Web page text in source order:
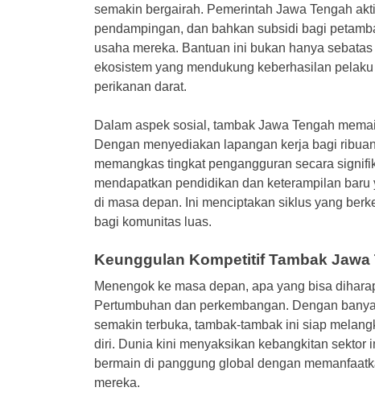
semakin bergairah. Pemerintah Jawa Tengah
pendampingan, dan bahkan subsidi bagi
usaha mereka. Bantuan ini bukan hanya
ekosistem yang mendukung keberhasilan
perikanan darat.
Dalam aspek sosial, tambak Jawa Tengah
Dengan menyediakan lapangan kerja bagi
memangkas tingkat pengangguran secara
mendapatkan pendidikan dan keterampilan
di masa depan. Ini menciptakan siklus yang
bagi komunitas luas.
Keunggulan Kompetitif Tambak Jawa
Menengok ke masa depan, apa yang bisa
Pertumbuhan dan perkembangan. Dengan
semakin terbuka, tambak-tambak ini siap
diri. Dunia kini menyaksikan kebangkitan sektor
bermain di panggung global dengan
mereka.